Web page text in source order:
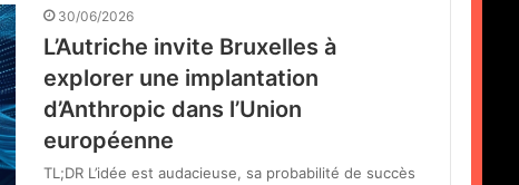
30/06/2026
L’Autriche invite Bruxelles à
explorer une implantation
d’Anthropic dans l’Union
européenne
TL;DR L’idée est audacieuse, sa probabilité de succès